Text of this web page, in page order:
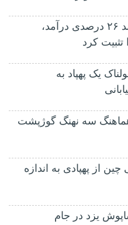
«کچاد» با رشد ۲۶ درصدی درآمد،
کرد
یک پهپاد به
سه نهنگ گوژپشت
از پهپادی به اندازه
یزد در جام